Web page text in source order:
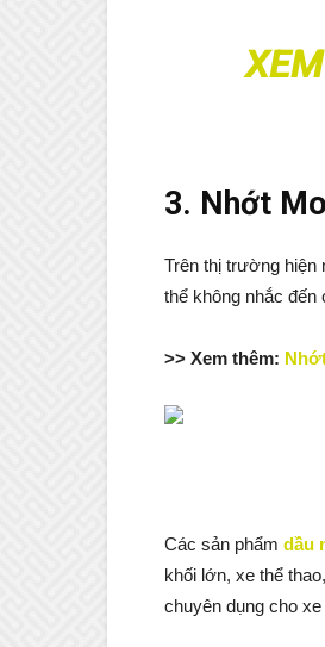
3. Nhớt
Trên thị trường hiện
thể không nhắc
>> Xem thêm:
Các sản phẩm dầu
khối lớn, xe thể
chuyên dụng cho